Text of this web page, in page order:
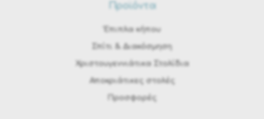
Προϊόντα
Έπιπλα κήπου
Σπίτι & Διακόσμηση
Χριστουγεννιάτικα Στολίδια
Αποκριάτικες στολές
Προσφορές